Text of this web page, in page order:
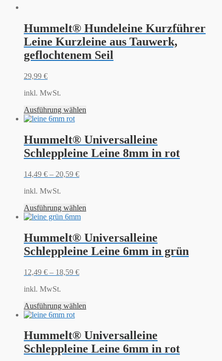
Hummelt® Hundeleine Kurzführer
Leine Kurzleine aus Tauwerk,
geflochtenem Seil
29,99 €
inkl. MwSt.
Ausführung wählen
Hummelt® Universalleine
Schleppleine Leine 8mm in rot
14,49 € – 20,59 €
inkl. MwSt.
Ausführung wählen
Hummelt® Universalleine
Schleppleine Leine 6mm in grün
12,49 € – 18,59 €
inkl. MwSt.
Ausführung wählen
Hummelt® Universalleine
Schleppleine Leine 6mm in rot